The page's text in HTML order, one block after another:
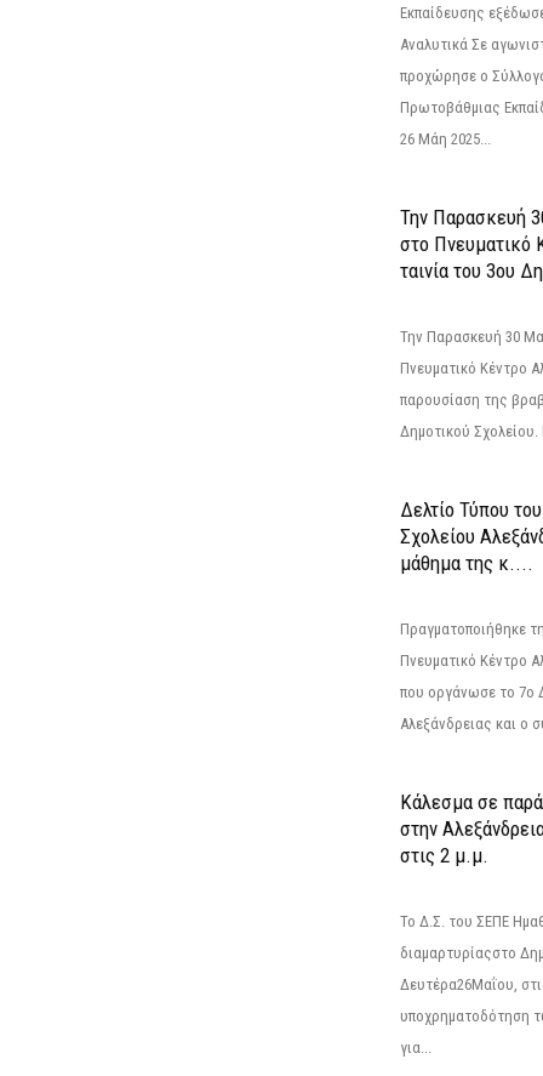
Εκπαίδευσης
Αναλυτικά Σε
προχώρησε ο
Πρωτοβάθμιας
26 Μάη 2025...
Την Παρασκευή
στο Πνευματικό
ταινία του 3ου
Την Παρασκευή 30
Πνευματικό Κέντρο
παρουσίαση της
Δημοτικού Σχολείου.
Δελτίο Τύπου
Σχολείου
μάθημα της κ....
Πραγματοποιήθηκε
Πνευματικό Κέντρο
που οργάνωσε το 7ο
Αλεξάνδρειας και ο
Κάλεσμα σε
στην
στις 2 μ.μ.
Το Δ.Σ. του ΣΕΠΕ
διαμαρτυρίαςστο
Δευτέρα26Μαΐου,
υποχρηματοδότηση
για...